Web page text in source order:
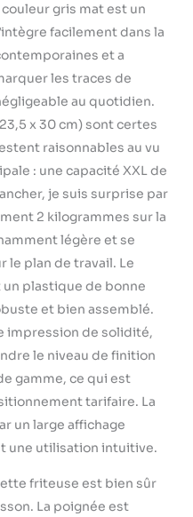
plusieurs portions
en un seul cycle.
Panier spacieux
avec poignée,
antiadhésif: facile à
retirer même à
chaud et simple à
nettoyer. Sa large
surface permet de
disposer les
ingrédients sans
les superposer,
pour une cuisson
plus régulière.
Bouton de
sécurité contre
l’ouverture
accidentelle :
l’extraction
involontaire du
panier pendant la
cuisson, pour plus
Température
réglable de 80 °C à
gris mat est un
facilement dans la
et a
les traces de
au quotidien.
x 30 cm) sont certes
raisonnables au vu
: une capacité XXL de
je suis surprise par
2 kilogrammes sur la
légère et se
le plan de travail. Le
plastique de bonne
et bien assemblé.
impression de solidité,
le niveau de finition
gamme, ce qui est
tarifaire. La
un large affichage
une utilisation intuitive.
friteuse est bien sûr
La poignée est